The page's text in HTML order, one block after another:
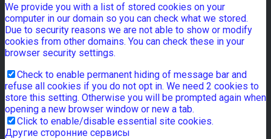
We provide you with a list of stored cookies on your
computer in our domain so you can check what we stored.
Due to security reasons we are not able to show or modify
cookies from other domains. You can check these in your
browser security settings.
Check to enable permanent hiding of message bar and
refuse all cookies if you do not opt in. We need 2 cookies to
store this setting. Otherwise you will be prompted again when
opening a new browser window or new a tab.
Click to enable/disable essential site cookies.
Другие сторонние сервисы